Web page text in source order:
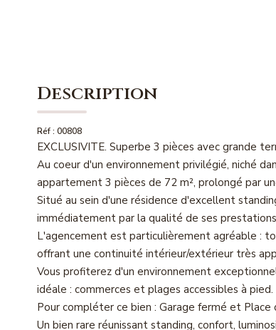
Description
Réf : 00808
EXCLUSIVITE. Superbe 3 pièces avec grande
Au coeur d'un environnement privilégié, niché
appartement 3 pièces de 72 m², prolongé par
Situé au sein d'une résidence d'excellent
immédiatement par la qualité de ses
L'agencement est particulièrement agréable :
offrant une continuité intérieur/extérieur très
Vous profiterez d'un environnement
idéale : commerces et plages accessibles à pied.
Pour compléter ce bien : Garage fermé et Place
Un bien rare réunissant standing, confort,